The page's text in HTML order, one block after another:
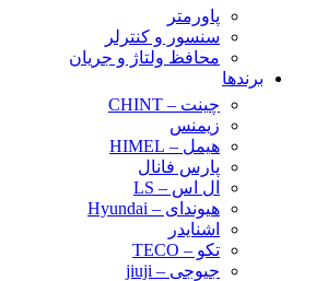
پاورمتر
سنسور و کنترلر
محافظ ولتاژ و‌ جریان
برندها
چینت – CHINT
زیمنس
هیمل – HIMEL
پارس فانال
ال اس – LS
هیوندای – Hyundai
اشنایدر
تکو – TECO
جیوجی – jiuji